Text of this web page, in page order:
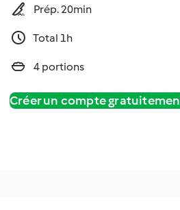
Prép. 20min
Total 1h
4 portions
Créer un compte